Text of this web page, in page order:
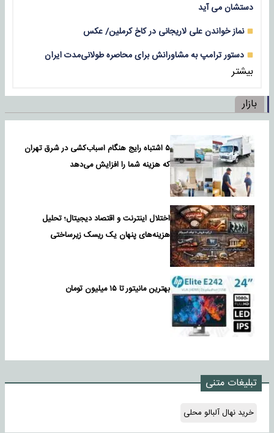
دستشان می آید
نماز خواندن علی لاریجانی در کاخ کرملین/ عکس
دستور ترامپ به مشاورانش برای محاصره طولانی‌مدت ایران
بیشتر
بازار
۵ اشتباه رایج هنگام اسباب‌کشی در شرق تهران
که هزینه شما را افزایش می‌دهد
اختلال اینترنت و اقتصاد دیجیتال؛ تحلیل
هزینه‌های پنهان یک ریسک زیرساختی
بهترین مانیتور تا ۱۵ میلیون تومان
تبلیغات متنی
خرید نهال آلبالو محلی